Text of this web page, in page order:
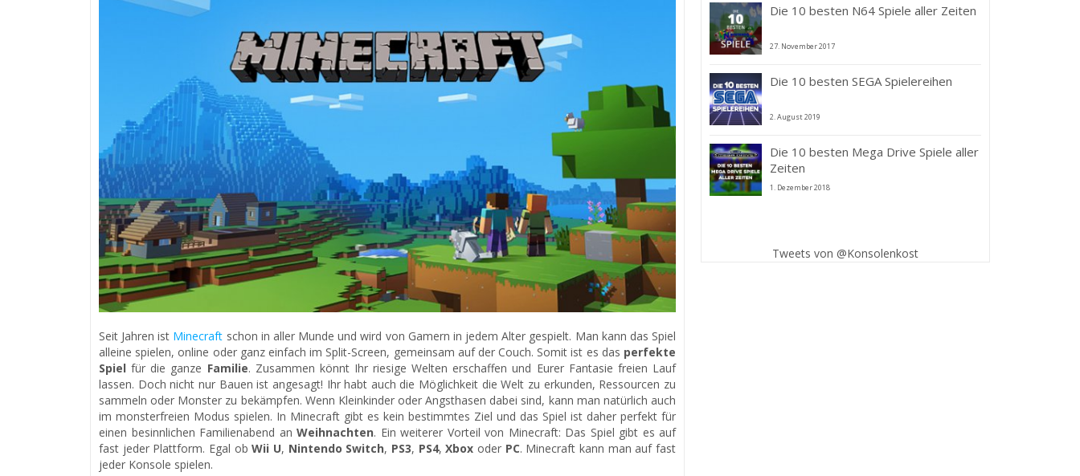
Seit Jahren ist Minecraft schon in aller Munde und wird von Gamern in jedem Alter gespielt. Man kann das Spiel
alleine spielen, online oder ganz einfach im Split-Screen, gemeinsam auf der Couch. Somit ist es das perfekte
Spiel für die ganze Familie. Zusammen könnt Ihr riesige Welten erschaffen und Eurer Fantasie freien Lauf
lassen. Doch nicht nur Bauen ist angesagt! Ihr habt auch die Möglichkeit die Welt zu erkunden, Ressourcen zu
sammeln oder Monster zu bekämpfen. Wenn Kleinkinder oder Angsthasen dabei sind, kann man natürlich auch
im monsterfreien Modus spielen. In Minecraft gibt es kein bestimmtes Ziel und das Spiel ist daher perfekt für
einen besinnlichen Familienabend an Weihnachten. Ein weiterer Vorteil von Minecraft: Das Spiel gibt es auf
fast jeder Plattform. Egal obWii U, Nintendo Switch, PS3, PS4,Xbox oder PC. Minecraft kann man auf fast
jeder Konsole spielen.
Die 10 besten N64 Spiele aller Zeiten
27. November 2017
Die 10 besten SEGA Spielereihen
2. August 2019
Die 10 besten Mega Drive Spiele aller
Zeiten
1. Dezember 2018
Tweets von @Konsolenkost